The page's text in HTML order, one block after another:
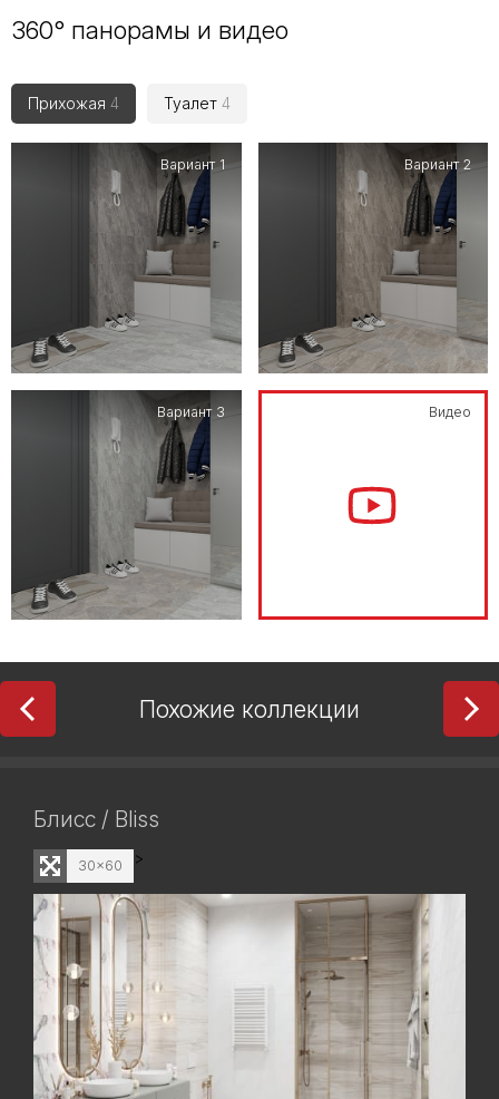
360° панорамы и видео
Прихожая 4 Туалет 4
Вариант 1 Вариант 2
Вариант 3 Видео
Похожие коллекции
Блисс / Bliss
>
30x60